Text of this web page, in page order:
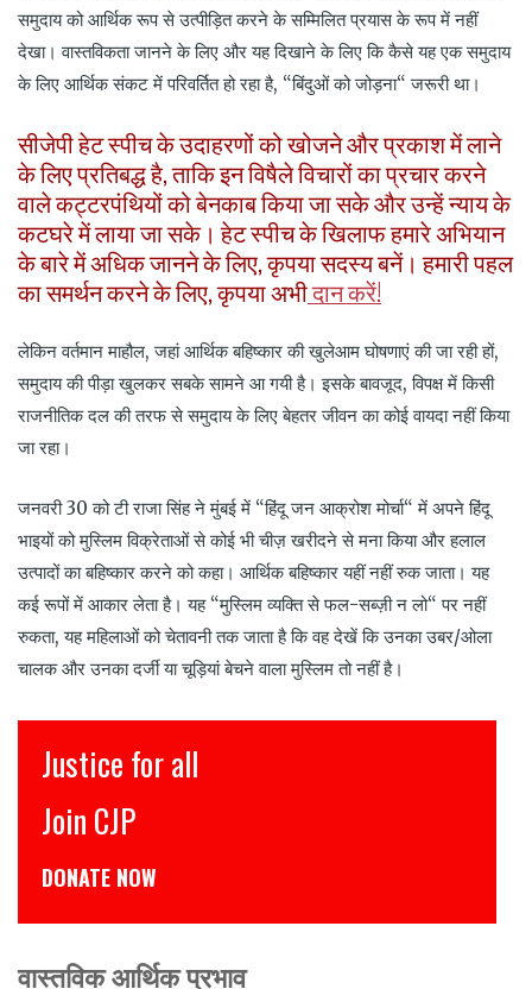
समुदाय को आर्थिक रूप से उत्पीड़ित करने के सम्मिलित प्रयास के रूप में नहीं
देखा। वास्तविकता जानने के लिए और यह दिखाने के लिए कि कैसे यह एक समुदाय
के लिए आर्थिक संकट में परिवर्तित हो रहा है, “बिंदुओं को जोड़ना“ जरूरी था।
सीजेपी हेट स्पीच के उदाहरणों को खोजने और प्रकाश में लाने
के लिए प्रतिबद्ध है, ताकि इन विषैले विचारों का प्रचार करने
वाले कट्टरपंथियों को बेनकाब किया जा सके और उन्हें न्याय के
कटघरे में लाया जा सके। हेट स्पीच के खिलाफ हमारे अभियान
के बारे में अधिक जानने के लिए, कृपया सदस्य बनें। हमारी पहल
का समर्थन करने के लिए, कृपया अभीदान करें!
लेकिन वर्तमान माहौल, जहां आर्थिक बहिष्कार की खुलेआम घोषणाएं की जा रही हों,
समुदाय की पीड़ा खुलकर सबके सामने आ गयी है। इसके बावजूद, विपक्ष में किसी
राजनीतिक दल की तरफ से समुदाय के लिए बेहतर जीवन का कोई वायदा नहीं किया
जा रहा।
जनवरी 30 को टी राजा सिंह ने मुंबई में “हिंदू जन आक्रोश मोर्चा“ में अपने हिंदू
भाइयों को मुस्लिम विक्रेताओं से कोई भी चीज़ खरीदने से मना किया और हलाल
उत्पादों का बहिष्कार करने को कहा। आर्थिक बहिष्कार यहीं नहीं रुक जाता। यह
कई रूपों में आकार लेता है। यह “मुस्लिम व्यक्ति से फल-सब्ज़ी न लो“ पर नहीं
रुकता, यह महिलाओं को चेतावनी तक जाता है कि वह देखें कि उनका उबर/ओला
चालक और उनका दर्जी या चूड़ियां बेचने वाला मुस्लिम तो नहीं है।
for all
CJP
NOW
वास्तविक आर्थिक प्रभाव